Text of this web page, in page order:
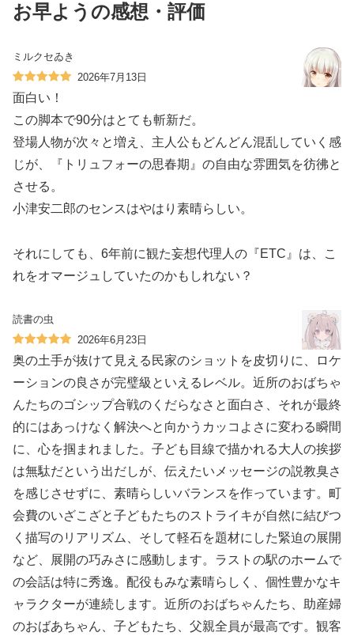
お早ようの感想・評価
ミルクセゐき
2026年7月13日
面白い！
この脚本で90分はとても斬新だ。
登場人物が次々と増え、主人公もどんどん混乱していく感
じが、『トリュフォーの思春期』の自由な雰囲気を彷彿と
させる。
小津安二郎のセンスはやはり素晴らしい。
それにしても、6年前に観た妄想代理人の『ETC』は、こ
れをオマージュしていたのかもしれない？
読書の虫
2026年6月23日
奥の土手が抜けて見える民家のショットを皮切りに、ロケ
ーションの良さが完璧級といえるレベル。近所のおばちゃ
んたちのゴシップ合戦のくだらなさと面白さ、それが最終
的にはあっけなく解決へと向かうカッコよさに変わる瞬間
に、心を掴まれました。子ども目線で描かれる大人の挨拶
は無駄だという出だしが、伝えたいメッセージの説教臭さ
を感じさせずに、素晴らしいバランスを作っています。町
会費のいざこざと子どもたちのストライキが自然に結びつ
く描写のリアリズム、そして軽石を題材にした緊迫の展開
など、展開の巧みさに感動します。ラストの駅のホームで
の会話は特に秀逸。配役もみな素晴らしく、個性豊かなキ
ャラクターが連続します。近所のおばちゃんたち、助産婦
のおばあちゃん、子どもたち、父親全員が最高です。観客